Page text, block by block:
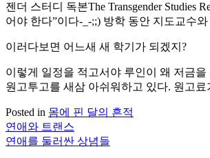
젠더 스터디 독본The Transgender
어야 한다”이다-_-;;) 방학 동안 지도교수
이러다보면 어느새 새 학기가 되겠지?
이렇게 일정을 적고서야 루인이 왜 저금
원고투고를 새삼 아쉬워하고 있다. 원고
Posted in 몸에 핀 달의 흔적
글
연애와 트랜스
연애를 둘러싼 상념들